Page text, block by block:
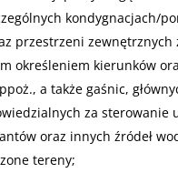
kondygnacjach/
przestrzeni
określeniem kierunków
a także gaśnic,
za
oraz innych źródeł
tereny;